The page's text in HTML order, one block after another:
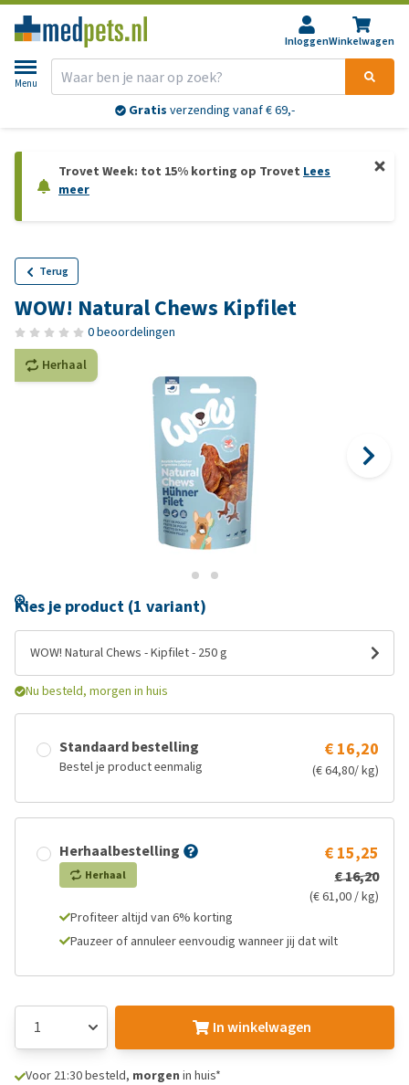
InloggenWinkelwagen
Menu
Gratis verzending vanaf € 69,-
Trovet Week: tot 15% korting op Trovet Lees
meer
Terug
WOW! Natural Chews Kipfilet
0 beoordelingen
Herhaal
Kies je product (1 variant)
WOW! Natural Chews - Kipfilet - 250 g
Nu besteld, morgen in huis
Standaard bestelling
Bestel je product eenmalig
€ 16,20
(€ 64,80/ kg)
Herhaalbestelling
Herhaal
€ 15,25
€ 16,20
(€ 61,00 / kg)
Profiteer altijd van 6% korting
Pauzeer of annuleer eenvoudig wanneer jij dat wilt
In winkelwagen
Voor 21:30 besteld, morgen in huis*